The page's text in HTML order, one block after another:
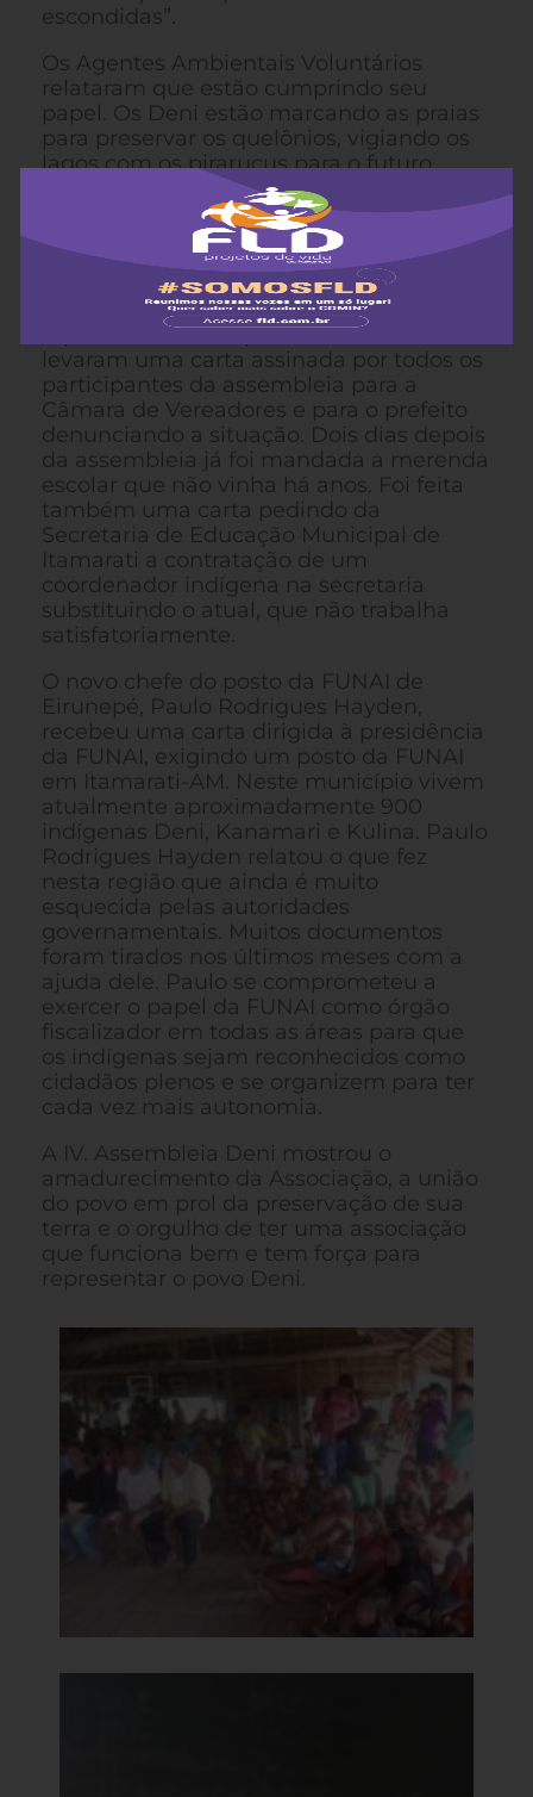
escondidas”.
Os Agentes Ambientais Voluntários
relataram que estão cumprindo seu
papel. Os Deni estão marcando as praias
para preservar os quelônios, vigiando os
lagos com os pirarucus para o futuro
manejo e cuidando da limpeza nas
Os professores Deni levantaram a
questão da merenda escolar que não
chega há cinco anos nas aldeias. Os
representantes da prefeitura de Itamarati
levaram uma carta assinada por todos os
participantes da assembleia para a
Câmara de Vereadores e para o prefeito
denunciando a situação. Dois dias depois
da assembleia já foi mandada a merenda
escolar que não vinha há anos. Foi feita
também uma carta pedindo da
Secretaria de Educação Municipal de
Itamarati a contratação de um
coordenador indígena na secretaria
substituindo o atual, que não trabalha
satisfatoriamente.
O novo chefe do posto da FUNAI de
Eirunepé, Paulo Rodrigues Hayden,
recebeu uma carta dirigida à presidência
da FUNAI, exigindo um posto da FUNAI
em Itamarati-AM. Neste município vivem
atualmente aproximadamente 900
indígenas Deni, Kanamari e Kulina. Paulo
Rodrigues Hayden relatou o que fez
nesta região que ainda é muito
esquecida pelas autoridades
governamentais. Muitos documentos
foram tirados nos últimos meses com a
ajuda dele. Paulo se comprometeu a
exercer o papel da FUNAI como órgão
fiscalizador em todas as áreas para que
os indígenas sejam reconhecidos como
cidadãos plenos e se organizem para ter
cada vez mais autonomia.
A IV. Assembleia Deni mostrou o
amadurecimento da Associação, a união
do povo em prol da preservação de sua
terra e o orgulho de ter uma associação
que funciona bem e tem força para
representar o povo Deni.